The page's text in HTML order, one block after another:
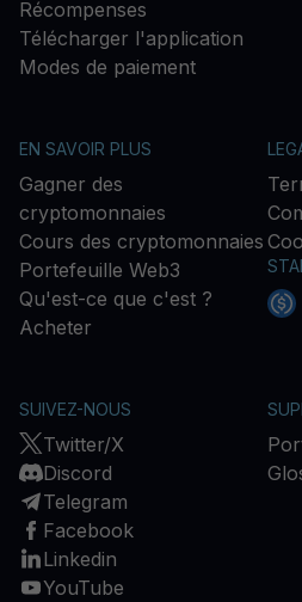
Récompenses
Télécharger l'application
Modes de paiement
EN SAVOIR PLUS
Gagner des
cryptomonnaies
Cours des cryptomonnaies
Portefeuille Web3
Qu'est-ce que c'est ?
Acheter
SUIVEZ-NOUS
Twitter/X
Discord
Telegram
Facebook
Linkedin
YouTube